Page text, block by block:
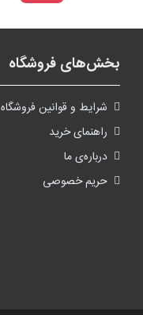
بخش‌های فروشگاه
شرايط و قوانین فروشگاه
راهنمای خرید
درباره‌ی ما
حریم خصوصی